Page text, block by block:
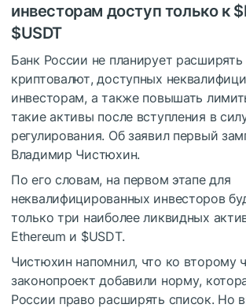
инвесторам доступ только к
$USDT
Банк России не планирует расширять
криптовалют, доступных
инвесторам, а также повышать
такие активы после вступления в
регулирования. Об заявил первый
Владимир Чистюхин.
По его словам, на первом этапе для
неквалифицированных инвесторов
только три наиболее ликвидных
Ethereum и $USDT.
Чистюхин напомнил, что ко второму
законопроект добавили норму,
России право расширять список. Но